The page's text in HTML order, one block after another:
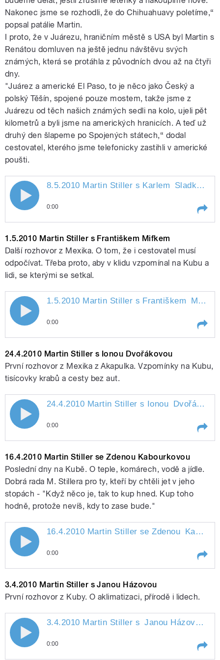
Nakonec jsme se rozhodli, že do Chihuahuavy poletíme,“
popsal patálie Martin.
I proto, že v Juárezu, hraničním městě s USA byl Martin s
Renátou domluven na ještě jednu návštěvu svých
známých, která se protáhla z původních dvou až na čtyři
dny.
"Juárez a americké El Paso, to je něco jako Český a
polský Těšín, spojené pouze mostem, takže jsme z
Juárezu od těch našich známých sedli na kolo, ujeli pět
kilometrů a byli jsme na amerických hranicích. A teď už
druhý den šlapeme po Spojených státech,“ dodal
cestovatel, kterého jsme telefonicky zastihli v americké
poušti.
8.5.2010 Martin Stiller s Karlem
Sladkým
pause
8.5.2010 Martin Stiller s Karlem Sladkým
0:00
1.5.2010 Martin Stiller s Františkem Mifkem
Další rozhovor z Mexika. O tom, že i cestovatel musí
odpočívat. Třeba proto, aby v klidu vzpomínal na Kubu a
lidi, se kterými se setkal.
1.5.2010 Martin Stiller s Františkem
Mifkem
pause
1.5.2010 Martin Stiller s Františkem Mifkem
0:00
24.4.2010 Martin Stiller s Ionou Dvořákovou
První rozhovor z Mexika z Akapulka. Vzpomínky na Kubu,
tisícovky krabů a cesty bez aut.
24.4.2010 Martin Stiller s Ionou
Dvořákovou
pause
24.4.2010 Martin Stiller s Ionou Dvořákovou
0:00
Ionou
16.4.2010 Martin Stiller se Zdenou Kabourkovou
Poslední dny na Kubě. O teple, komárech, vodě a jídle.
Dobrá rada M. Stillera pro ty, kteří by chtěli jet v jeho
stopách - "Když něco je, tak to kup hned. Kup toho
hodně, protože nevíš, kdy to zase bude."
16.4.2010 Martin Stiller se Zdenou
Kabourkovou
16.4.2010 Martin Stiller se Zdenou Kabourkovou
0:00
Zdenou
3.4.2010 Martin Stiller s Janou Házovou
První rozhovor z Kuby. O aklimatizaci, přírodě i lidech.
3.4.2010 Martin Stiller s Janou Házovou
3.4.2010 Martin Stiller s Janou Házovou
0:00